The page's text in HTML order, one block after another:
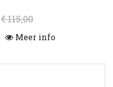
€ 115,00
Meer info